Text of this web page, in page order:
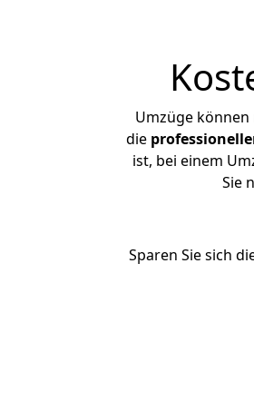
Umzüge
die
ist, bei einem
Sie
Sparen Sie sich